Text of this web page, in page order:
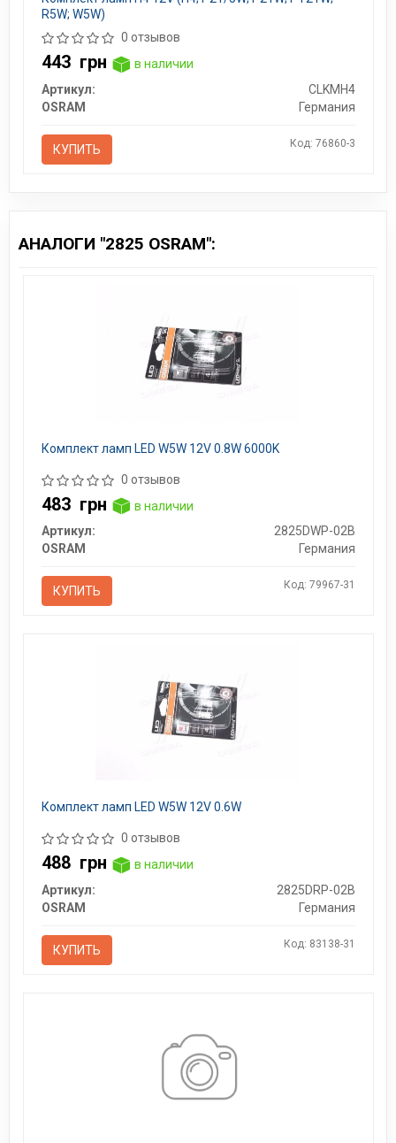
R5W; W5W)
0 отзывов
443 грн
в наличии
Артикул:
CLKMH4
OSRAM
Германия
КУПИТЬ Код: 76860-3
АНАЛОГИ "2825 OSRAM":
Комплект ламп LED W5W 12V 0.8W 6000K
0 отзывов
483 грн
в наличии
Артикул:
2825DWP-02B
OSRAM
Германия
КУПИТЬ Код: 79967-31
Комплект ламп LED W5W 12V 0.6W
0 отзывов
488 грн
в наличии
Артикул:
2825DRP-02B
OSRAM
Германия
КУПИТЬ Код: 83138-31